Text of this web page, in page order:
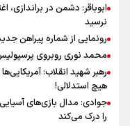
ابوباقر: دشمن در
نرسید
رونمایی از شماره پیراهن
محمد نوری روبروی
رهبر شهید انقلاب:
هیچ استدلالی!
جوادی: مدال بازی‌های
را درک می‌کند